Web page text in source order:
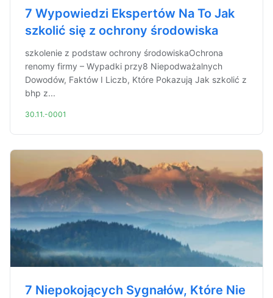
7 Wypowiedzi Ekspertów Na To Jak
szkolić się z ochrony środowiska
szkolenie z podstaw ochrony środowiskaOchrona
renomy firmy – Wypadki przy8 Niepodważalnych
Dowodów, Faktów I Liczb, Które Pokazują Jak szkolić z
bhp z...
30.11.-0001
7 Niepokojących Sygnałów, Które Nie